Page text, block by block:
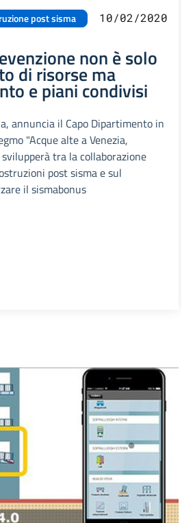
post sisma 10/02/2020
non è solo
di risorse ma
e piani condivisi
annuncia il Capo Dipartimento in
"Acque alte a Venezia,
tra la collaborazione
post sisma e sul
il sismabonus